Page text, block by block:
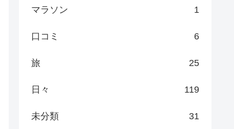
マラソン 1
口コミ 6
旅 25
日々 119
未分類 31